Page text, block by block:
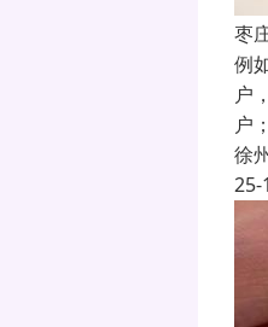
枣
例
户
户
徐
25-